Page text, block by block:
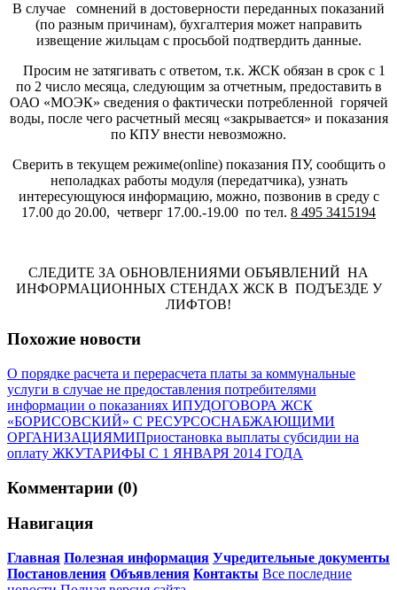
В случае сомнений в достоверности переданных показаний
(по разным причинам), бухгалтерия может направить
извещение жильцам с просьбой подтвердить данные.
Просим не затягивать с ответом, т.к. ЖСК обязан в срок с 1
по 2 число месяца, следующим за отчетным, предоставить в
ОАО «МОЭК» сведения о фактически потребленной горячей
воды, после чего расчетный месяц «закрывается» и показания
по КПУ внести невозможно.
Сверить в текущем режиме(online) показания ПУ, сообщить о
неполадках работы модуля (передатчика), узнать
интересующуюся информацию, можно, позвонив в среду с
17.00 до 20.00, четверг 17.00.-19.00 по тел. 8 495 3415194
СЛЕДИТЕ ЗА ОБНОВЛЕНИЯМИ ОБЪЯВЛЕНИЙ НА
ИНФОРМАЦИОННЫХ СТЕНДАХ ЖСК В ПОДЪЕЗДЕ У
ЛИФТОВ!
Похожие новости
О порядке расчета и перерасчета платы за коммунальные
услуги в случае не предоставления потребителями
информации о показаниях ИПУДОГОВОРА ЖСК
«БОРИСОВСКИЙ» С РЕСУРСОСНАБЖАЮЩИМИ
ОРГАНИЗАЦИЯМИПриостановка выплаты субсидии на
оплату ЖКУТАРИФЫ С 1 ЯНВАРЯ 2014 ГОДА
Комментарии (0)
Навигация
Главная Полезная информация Учредительные документы
Постановления Объявления Контакты Все последние